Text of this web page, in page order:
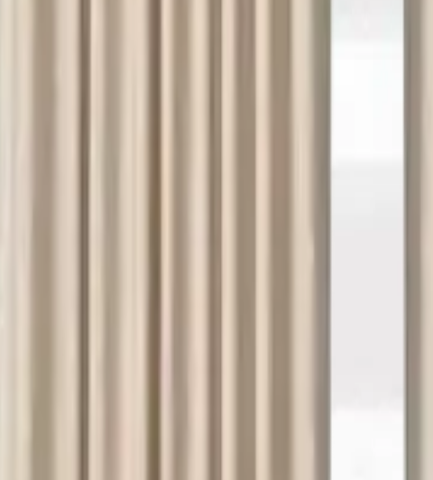
için ilk olarak şehir seçimi yapmalısınız. Aksi takdirde
hizmeti arayanlar için en yakın temizlik firmalarına
tüm temizlik ihtiyaçlarınızda Lekesepeti.com bir tıkla